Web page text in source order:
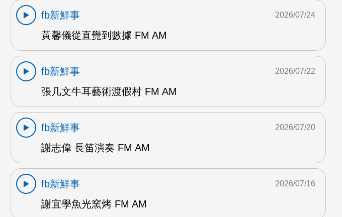
fb新鮮事
黃馨儀從直覺到數據 FM AM
2026/07/24
fb新鮮事
張几文牛耳藝術渡假村 FM AM
2026/07/22
fb新鮮事
謝志偉 長笛演奏 FM AM
2026/07/20
fb新鮮事
謝宜學魚光窯烤 FM AM
2026/07/16